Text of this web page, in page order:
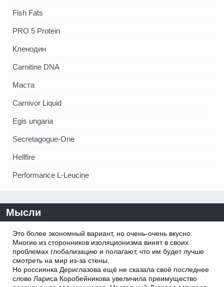
Fish Fats
PRO 5 Protein
Кленодин
Carnitine DNA
Маста
Carnivor Liquid
Egis ungaria
Secretagogue-One
Hellfire
Performance L-Leucine
Мысли
Это более экономный вариант, но очень-очень вкусно.
Многие из сторонников изоляционизма винят в своих
проблемах глобализацию и полагают, что им будет лучше
смотреть на мир из-за стены.
Но россиянка Дериглазова ещё не сказала своё последнее
слово Лариса Коробейникова увеличила преимущество